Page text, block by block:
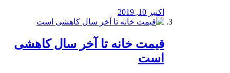
اکتبر 10, 2019
قیمت خانه تا آخر سال کاهشی
است